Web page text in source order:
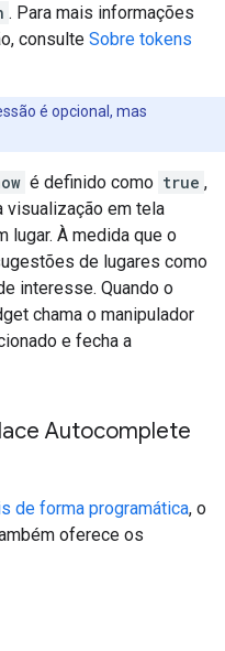
. Para mais informações
consulte Sobre tokens
é opcional, mas
é definido como true ,
visualização em tela
lugar. À medida que o
de lugares como
interesse. Quando o
chama o manipulador
e fecha a
Autocomplete
de forma programática, o
oferece os